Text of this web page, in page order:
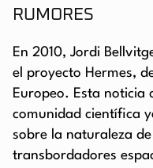
RUMORES
En 2010, Jordi
el proyecto Hermes,
Europeo. Esta noticia
comunidad científica
sobre la naturaleza
transbordadores